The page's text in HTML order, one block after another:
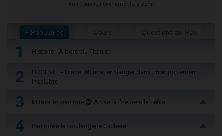
Voir tous les événements à venir
+ Populaires
1 Histoire - À bord du Titanic
2
URGENCE - Diane, 80 ans, en danger dans un appartement
insalubre
3 Mitsva en panique 😨 Arriver à l'heure à la Téfila
4 Panique à la boulangerie Cachère